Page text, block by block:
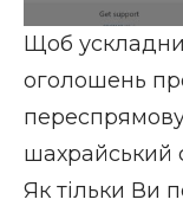
Щоб
оголошень
шахрайський
Як тільки Ви